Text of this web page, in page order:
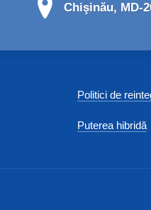
Chişinău, MD-
Politici de
Puterea hibridă